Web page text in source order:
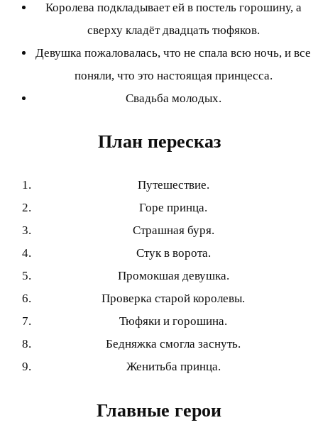
Королева подкладывает ей в постель горошину, а
сверху кладёт двадцать тюфяков.
Девушка пожаловалась, что не спала всю ночь, и все
поняли, что это настоящая принцесса.
Свадьба молодых.
План пересказ
Путешествие.
Горе принца.
Страшная буря.
Стук в ворота.
Промокшая девушка.
Проверка старой королевы.
Тюфяки и горошина.
Бедняжка смогла заснуть.
Женитьба принца.
Главные герои